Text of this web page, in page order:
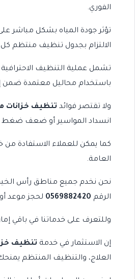
الفوري.
تؤثر جودة المياه بشكل مباشر
الالتزام بجدول تنظيف منتظم كل 6 أشهر على الأقل يعد خطوة وقائية مهمة للحفاظ على صحة الجميع.
تشمل عملية التنظيف الاحترافية
باستخدام محاليل معتمدة ضمن
ولا تقتصر فوائد تنظيف خزانات
انسداد المواسير أو ضعف ضغط
كما يمكن للعملاء الاستفادة
العامة.
نحن نخدم جميع مناطق رأس
الرقم 0569882420 لحجز موعد
وللتعرف على خدماتنا في باقي
إن الاستثمار في خدمة تنظيف
العلاج، والتنظيف المنتظم